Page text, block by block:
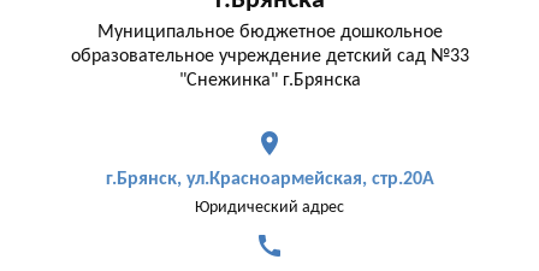
Муниципальное бюджетное дошкольное
образовательное учреждение детский сад №33
"Снежинка" г.Брянска
place
г.Брянск, ул.Красноармейская, стр.20А
Юридический адрес
call